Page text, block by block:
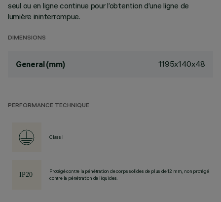
seul ou en ligne continue pour l’obtention d’une ligne de
lumière ininterrompue.
DIMENSIONS
General (mm) 1195x140x48
PERFORMANCE TECHNIQUE
Class I
Protégé contre la pénétration de corps solides de plus de 12 mm, non protégé
contre la pénétration de liquides.